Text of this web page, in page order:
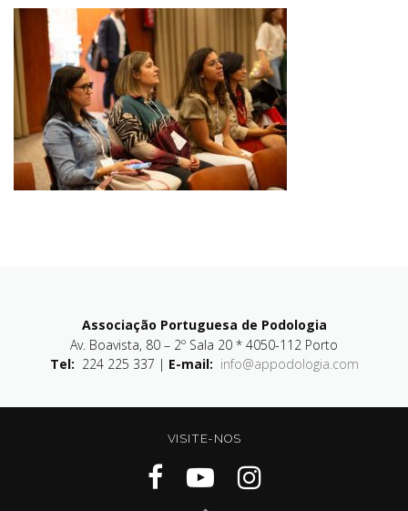
Associação Portuguesa de Podologia
Av. Boavista, 80 – 2º Sala 20 * 4050-112 Porto
Tel: 224 225 337 | E-mail: info@appodologia.com
VISITE-NOS